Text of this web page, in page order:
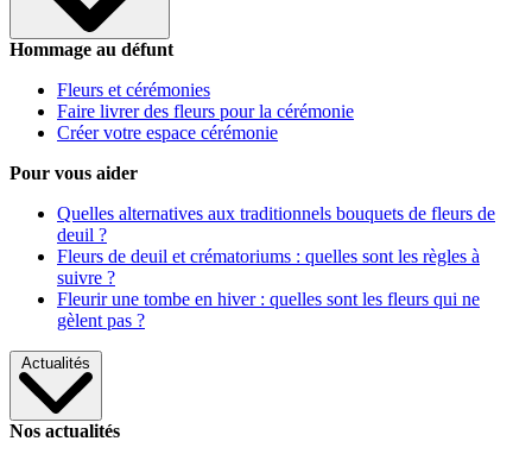
Hommage au défunt
Fleurs et cérémonies
Faire livrer des fleurs pour la cérémonie
Créer votre espace cérémonie
Pour vous aider
Quelles alternatives aux traditionnels bouquets de fleurs de
deuil ?
Fleurs de deuil et crématoriums : quelles sont les règles à
suivre ?
Fleurir une tombe en hiver : quelles sont les fleurs qui ne
gèlent pas ?
Actualités
Nos actualités